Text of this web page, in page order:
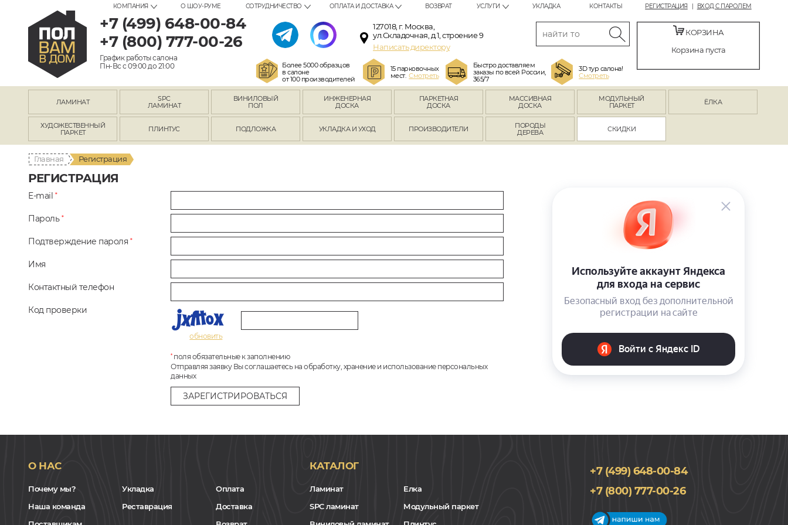
РЕГИСТРАЦИЯ ВХОД С ПАРОЛЕМ
КОМПАНИЯ О ШОУ-РУМЕ СОТРУДНИЧЕСТВО ОПЛАТА И ДОСТАВКА ВОЗВРАТ УСЛУГИ УКЛАДКА КОНТАКТЫ
+7 (499) 648-00-84
+7 (800) 777-00-26
График работы салона
Пн-Вс с 09:00 до 21:00
127018, г. Москва,
ул.Складочная, д.1, строение 9
Написать директору
Более 5000 образцов
в салоне
от 100 производителей
15 парковочных
мест.Смотреть
Быстро доставляем
заказы по всей России,
365/7
3D тур салона!
Смотреть
КОРЗИНА
Корзина пуста
ЛАМИНАТ
SPC
ЛАМИНАТ
ВИНИЛОВЫЙ
ПОЛ
ИНЖЕНЕРНАЯ
ДОСКА
ПАРКЕТНАЯ
ДОСКА
МАССИВНАЯ
ДОСКА
МОДУЛЬНЫЙ
ПАРКЕТ
ЁЛКА
ХУДОЖЕСТВЕННЫЙ
ПАРКЕТ
ПЛИНТУС ПОДЛОЖКА УКЛАДКА И УХОД ПРОИЗВОДИТЕЛИ
ПОРОДЫ
ДЕРЕВА
СКИДКИ
Главная Регистрация
РЕГИСТРАЦИЯ
E-mail *
Пароль *
Подтверждение пароля *
Имя
Контактный телефон
Код проверки
обновить
*поля обязательные к заполнению
Отправляя заявку Вы соглашаетесь на обработку, хранение и использование персональных
данных
О НАС
Почему мы?
Наша команда
Укладка
Реставрация
Оплата
Доставка
КАТАЛОГ
Ламинат
SPC ламинат
Елка
Модульный паркет
+7 (499) 648-00-84
+7 (800) 777-00-26